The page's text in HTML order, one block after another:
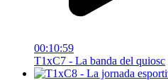
00:10:59
T1xC7 - La banda del quiosc